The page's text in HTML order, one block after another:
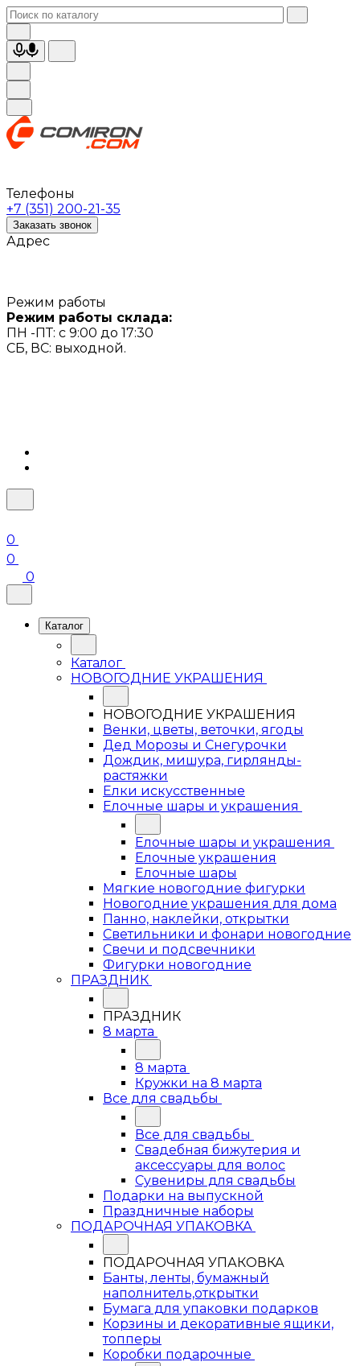
Телефоны
+7 (351) 200-21-35
Заказать звонок
Адрес
Режим работы
Режим работы склада:
ПН -ПТ: с 9:00 до 17:30
СБ, ВС: выходной.
0
0
0
Каталог
Каталог
НОВОГОДНИЕ УКРАШЕНИЯ
НОВОГОДНИЕ УКРАШЕНИЯ
Венки, цветы, веточки, ягоды
Дед Морозы и Снегурочки
Дождик, мишура, гирлянды-
растяжки
Елки искусственные
Елочные шары и украшения
Елочные шары и украшения
Елочные украшения
Елочные шары
Мягкие новогодние фигурки
Новогодние украшения для дома
Панно, наклейки, открытки
Светильники и фонари новогодние
Свечи и подсвечники
Фигурки новогодние
ПРАЗДНИК
ПРАЗДНИК
8 марта
8 марта
Кружки на 8 марта
Все для свадьбы
Все для свадьбы
Свадебная бижутерия и
аксессуары для волос
Сувениры для свадьбы
Подарки на выпускной
Праздничные наборы
ПОДАРОЧНАЯ УПАКОВКА
ПОДАРОЧНАЯ УПАКОВКА
Банты, ленты, бумажный
наполнитель,открытки
Бумага для упаковки подарков
Корзины и декоративные ящики,
топперы
Коробки подарочные